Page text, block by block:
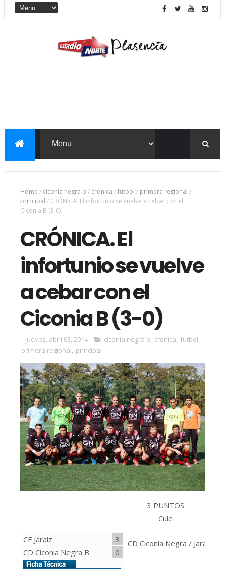
Home / ciconia negra b / cronica /futbol / primera regional /
principal / CRÓNICA. El infortunio se vuelve a cebar con el
Ciconia B (3-0)
CRÓNICA. El
infortunio se vuelve
a cebar con el
Ciconia B (3-0)
jueves, abril 03, 2014 ciconia negra b, cronica, futbol,
primera regional, principal
CF Jaraíz
3
CD Ciconia Negra B
0
3 PUNTOS
Cule
CD Ciconia Negra / Jaraíz